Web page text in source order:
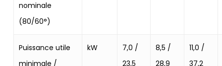
nominale
(80/60°)
Puissance utile
minimale /
kW
7,0 /
23,5
8,5 /
28,9
11,0 /
37,2